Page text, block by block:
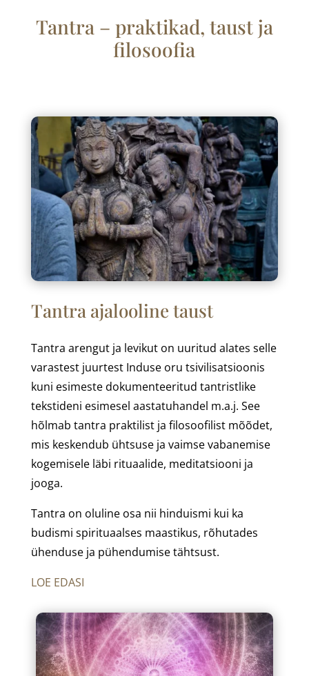
Tantra – praktikad, taust ja
filosoofia
Tantra ajalooline taust
Tantra arengut ja levikut on uuritud alates selle
varastest juurtest Induse oru tsivilisatsioonis
kuni esimeste dokumenteeritud tantristlike
tekstideni esimesel aastatuhandel m.a.j. See
hõlmab tantra praktilist ja filosoofilist mõõdet,
mis keskendub ühtsuse ja vaimse vabanemise
kogemisele läbi rituaalide, meditatsiooni ja
jooga.
Tantra on oluline osa nii hinduismi kui ka
budismi spirituaalses maastikus, rõhutades
ühenduse ja pühendumise tähtsust.
LOE EDASI